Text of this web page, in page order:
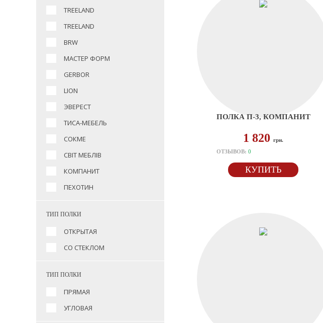
TREELAND
TREELAND
BRW
МАСТЕР ФОРМ
GERBOR
LION
ЭВЕРЕСТ
ТИСА-МЕБЕЛЬ
СОКМЕ
СВІТ МЕБЛІВ
КОМПАНИТ
ПЕХОТИН
ТИП ПОЛКИ
ОТКРЫТАЯ
СО СТЕКЛОМ
ТИП ПОЛКИ
ПРЯМАЯ
УГЛОВАЯ
ПОЛКА П-3, КОМПАНИТ
1 820 грн.
ОТЗЫВОВ: 0
КУПИТЬ